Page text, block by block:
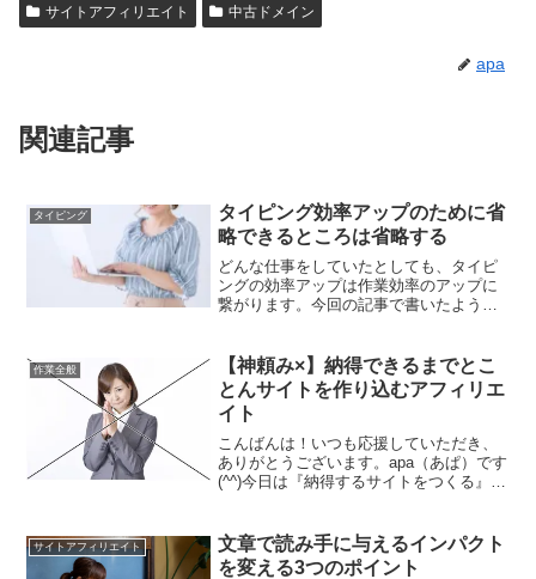
サイトアフィリエイト 中古ドメイン
apa
関連記事
タイピング
タイピング効率アップのために省
略できるところは省略する
どんな仕事をしていたとしても、タイピ
ングの効率アップは作業効率のアップに
繋がります。今回の記事で書いたような
してミスタイピングをなくすことが大切
です。
作業全般
【神頼み×】納得できるまでとこ
とんサイトを作り込むアフィリエ
イト
こんばんは！いつも応援していただき、
ありがとうございます。apa（あぱ）です
(^^)今日は『納得するサイトをつくる』に
でほんとうにいいのかな？」と自分で迷
ってしまうよう...
サイトアフィリエイト
文章で読み手に与えるインパクト
を変える3つのポイント